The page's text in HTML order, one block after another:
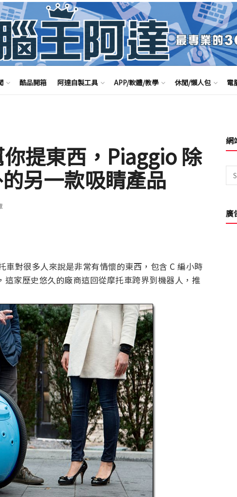
酷品開箱 阿達自製工具 APP/軟體/教學 休閒/懶人包 電
提東西，Piaggio 除
另一款吸睛產品
對很多人來說是非常有情懷的東西，包含 C 編小時
家歷史悠久的廠商這回從摩托車跨界到機器人，推
網
廣